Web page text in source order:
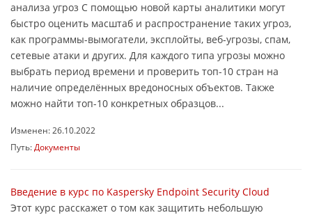
анализа угроз С помощью новой карты аналитики могут
быстро оценить масштаб и распространение таких угроз,
как программы-вымогатели, эксплойты, веб-угрозы, спам,
сетевые атаки и других. Для каждого типа угрозы можно
выбрать период времени и проверить топ-10 стран на
наличие определённых вредоносных объектов. Также
можно найти топ-10 конкретных образцов...
Изменен: 26.10.2022
Путь: Документы
Введение в курс по Kaspersky Endpoint Security Cloud
Этот курс расскажет о том как защитить небольшую